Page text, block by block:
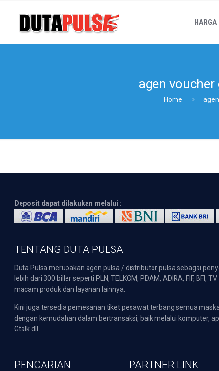
HARGA
agen voucher
Home
Deposit dapat dilakukan melalui :
TENTANG DUTA PULSA
Duta Pulsa merupakan agen pulsa / distributor pulsa sebagai
lebih dari 300 biller seperti PLN, TELKOM, PDAM, ADIRA, FIF,
macam produk dan layanan lainnya.
Kini juga tersedia pemesanan tiket pesawat terbang semua
dengan kemudahan dalam bertransaksi, baik melalui komputer,
Gtalk dll.
PENCARIAN PARTNER LINK